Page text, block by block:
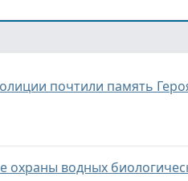
почтили память
охраны водных